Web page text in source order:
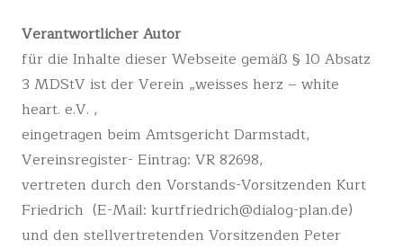
Verantwortlicher Autor
für die Inhalte dieser Webseite gemäß § 10 Absatz
3 MDStV ist der Verein „weisses herz – white
heart. e.V. ,
eingetragen beim Amtsgericht Darmstadt,
Vereinsregister- Eintrag: VR 82698,
vertreten durch den Vorstands-Vorsitzenden Kurt
Friedrich (E-Mail: kurtfriedrich@dialog-plan.de)
und den stellvertretenden Vorsitzenden Peter